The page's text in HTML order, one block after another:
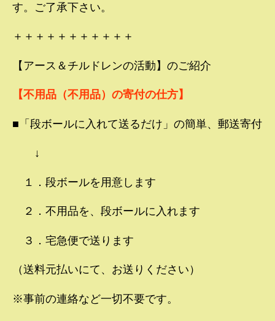
す。ご了承下さい。
＋＋＋＋＋＋＋＋＋＋＋
【アース＆チルドレンの活動】のご紹介
【不用品（不用品）の寄付の仕方】
■「段ボールに入れて送るだけ」の簡単、郵送寄付
↓
１．段ボールを用意します
２．不用品を、段ボールに入れます
３．宅急便で送ります
（送料元払いにて、お送りください）
※事前の連絡など一切不要です。